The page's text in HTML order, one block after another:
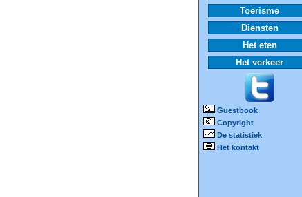
Toerisme
Diensten
Het eten
Het verkeer
Guestbook
Copyright
De statistiek
Het kontakt